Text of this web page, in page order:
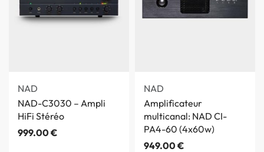
NAD
NAD-C3030 – Ampli
HiFi Stéréo
999.00€
NAD
Amplificateur
multicanal: NAD CI-
PA4-60 (4x60w)
949.00€